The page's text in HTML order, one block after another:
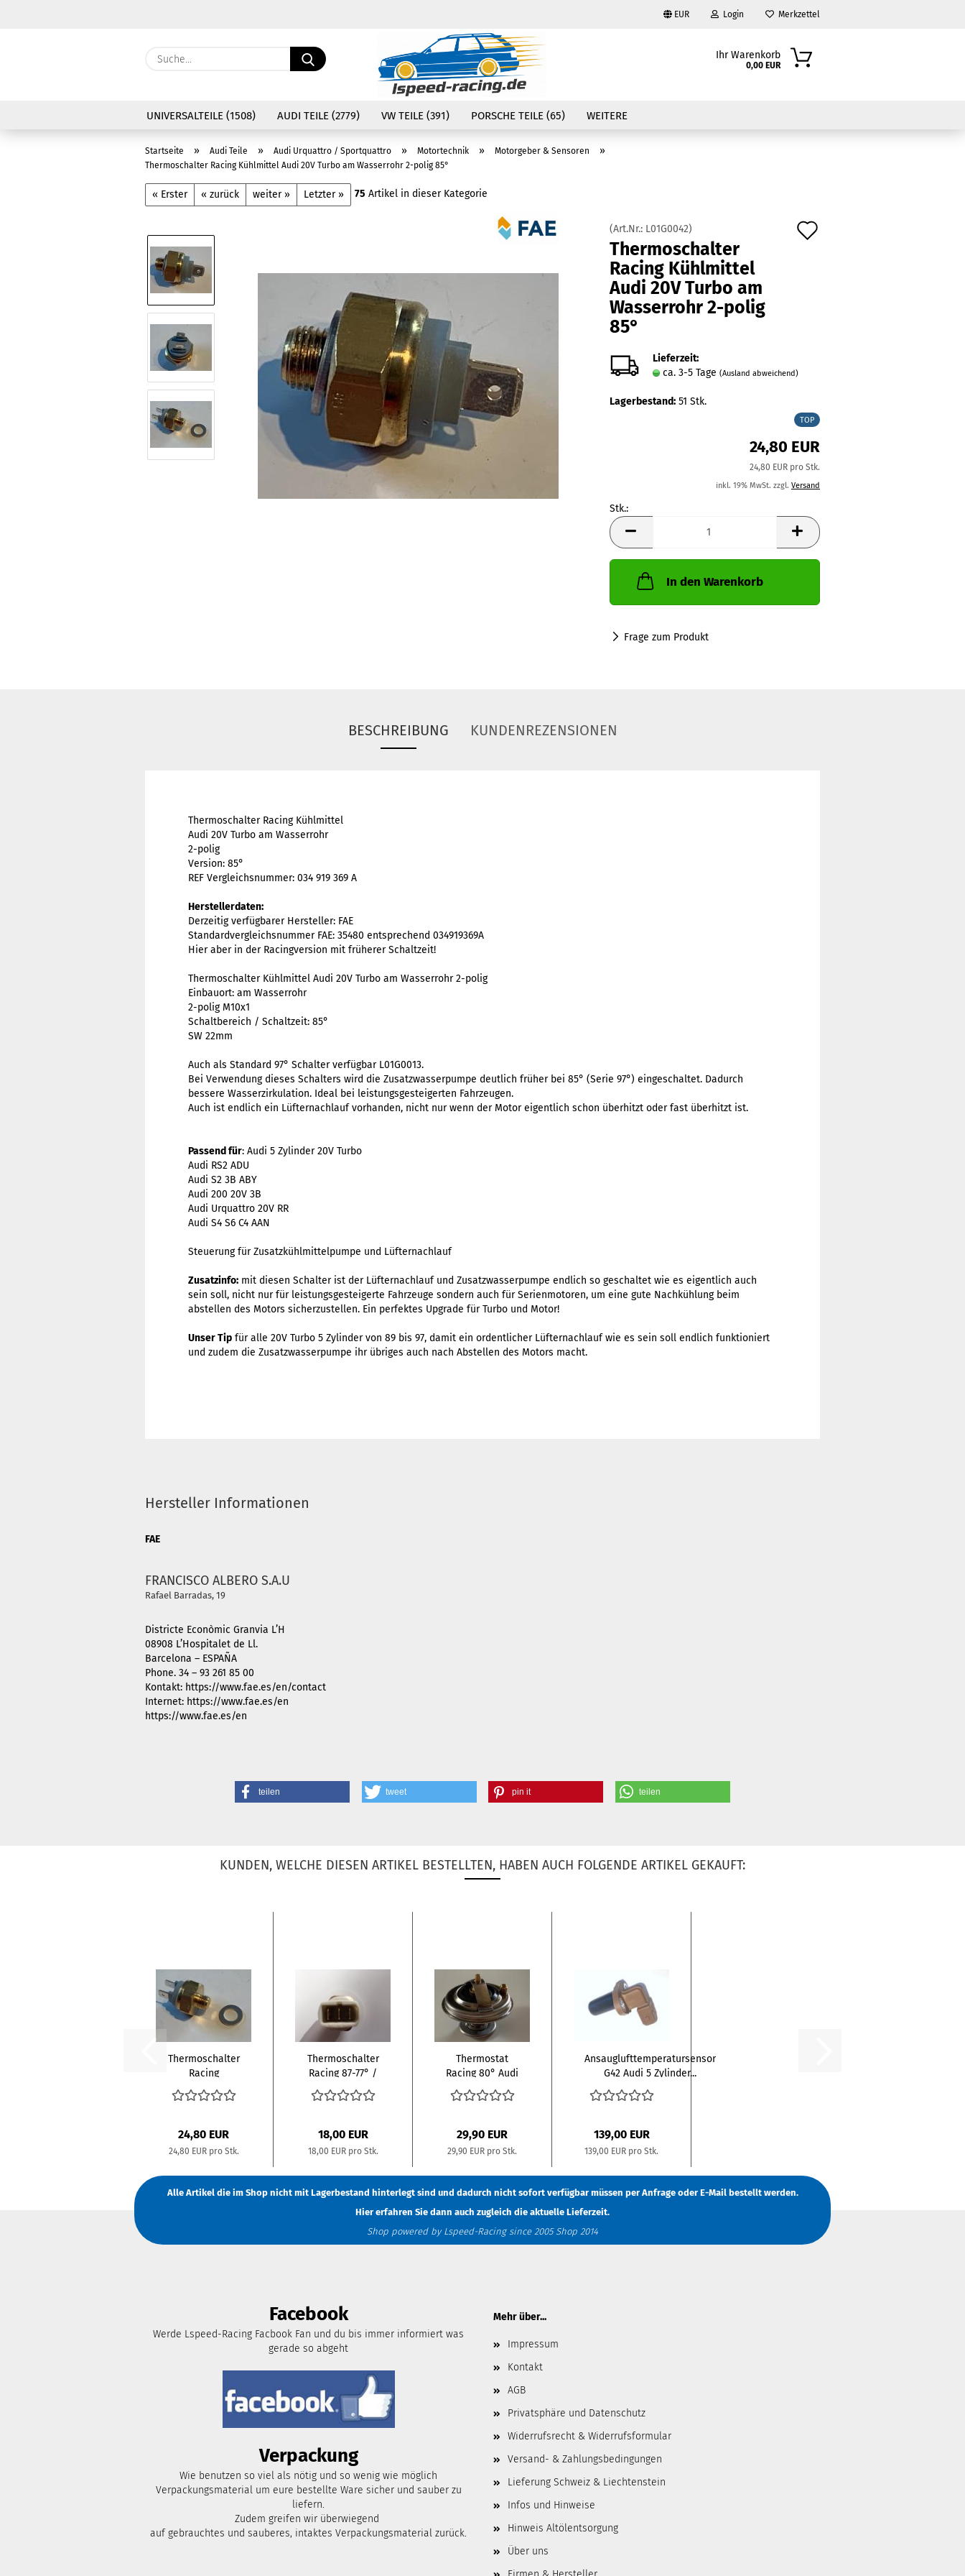
EUR
Währung auswählen
Login
Konto erstellen
Passwort vergessen?
Merkzettel
Suche... Ihr Warenkorb
0,00 EUR
UNIVERSALTEILE (1508) AUDI TEILE (2779) VW TEILE (391) PORSCHE TEILE (65) WEITERE
Startseite » Audi Teile » Audi Urquattro / Sportquattro » Motortechnik » Motorgeber & Sensoren »
Thermoschalter Racing Kühlmittel Audi 20V Turbo am Wasserrohr 2-polig 85°
« Erster « zurück weiter » Letzter » 75 Artikel in dieser Kategorie
(Art.Nr.: L01G0042)
Thermoschalter
Racing Kühlmittel
Audi 20V Turbo am
Wasserrohr 2-polig
85°
Lieferzeit:
ca. 3-5 Tage (Ausland abweichend)
Lagerbestand: 51 Stk.
TOP
24,80 EUR
24,80 EUR pro Stk.
inkl. 19% MwSt. zzgl. Versand
Stk.:
Stk.
In den Warenkorb
Frage zum Produkt
BESCHREIBUNG KUNDENREZENSIONEN
Thermoschalter Racing Kühlmittel
Audi 20V Turbo am Wasserrohr
2-polig
Version: 85°
REF Vergleichsnummer: 034 919 369 A
Herstellerdaten:
Derzeitig verfügbarer Hersteller: FAE
Standardvergleichsnummer FAE: 35480 entsprechend 034919369A
Hier aber in der Racingversion mit früherer Schaltzeit!
Thermoschalter Kühlmittel Audi 20V Turbo am Wasserrohr 2-polig
Einbauort: am Wasserrohr
2-polig M10x1
Schaltbereich / Schaltzeit: 85°
SW 22mm
Auch als Standard 97° Schalter verfügbar L01G0013.
Bei Verwendung dieses Schalters wird die Zusatzwasserpumpe deutlich früher bei 85° (Serie 97°) eingeschaltet. Dadurch
bessere Wasserzirkulation. Ideal bei leistungsgesteigerten Fahrzeugen.
Auch ist endlich ein Lüfternachlauf vorhanden, nicht nur wenn der Motor eigentlich schon überhitzt oder fast überhitzt ist.
Passend für: Audi 5 Zylinder 20V Turbo
Audi RS2 ADU
Audi S2 3B ABY
Audi 200 20V 3B
Audi Urquattro 20V RR
Audi S4 S6 C4 AAN
Steuerung für Zusatzkühlmittelpumpe und Lüfternachlauf
Zusatzinfo: mit diesen Schalter ist der Lüfternachlauf und Zusatzwasserpumpe endlich so geschaltet wie es eigentlich auch
sein soll, nicht nur für leistungsgesteigerte Fahrzeuge sondern auch für Serienmotoren, um eine gute Nachkühlung beim
abstellen des Motors sicherzustellen. Ein perfektes Upgrade für Turbo und Motor!
Unser Tip für alle 20V Turbo 5 Zylinder von 89 bis 97, damit ein ordentlicher Lüfternachlauf wie es sein soll endlich funktioniert
und zudem die Zusatzwasserpumpe ihr übriges auch nach Abstellen des Motors macht.
Hersteller Informationen
FAE
FRANCISCO ALBERO S.A.U
Rafael Barradas, 19
Districte Econòmic Granvia L’H
08908 L’Hospitalet de Ll.
Barcelona – ESPAÑA
Phone. 34 – 93 261 85 00
Kontakt: https://www.fae.es/en/contact
Internet: https://www.fae.es/en
https://www.fae.es/en
teilen tweet pin it teilen
KUNDEN, WELCHE DIESEN ARTIKEL BESTELLTEN, HABEN AUCH FOLGENDE ARTIKEL GEKAUFT:
Thermoschalter
Racing
Kühlmittel Audi
20V...
24,80 EUR
24,80 EUR pro Stk.
Thermoschalter
Racing 87-77° /
92 - 82°
Kühlerlüfter...
18,00 EUR
18,00 EUR pro Stk.
Thermostat
Racing 80° Audi
/ VW
29,90 EUR
29,90 EUR pro Stk.
Ansauglufttemperatursensor
G42 Audi 5 Zylinder...
139,00 EUR
139,00 EUR pro Stk.
Alle Artikel die im Shop nicht mit Lagerbestand hinterlegt sind und dadurch nicht sofort verfügbar müssen per AnfrageoderE-Mailbestellt werden.
Hier erfahren Sie dann auch zugleich die aktuelle Lieferzeit.
Shop powered by Lspeed-Racing since 2005 Shop 2014
Facebook
Werde Lspeed-Racing Facbook Fan und du bis immer informiert was
gerade so abgeht
Verpackung
Wie benutzen so viel als nötig und so wenig wie möglich
Verpackungsmaterial um eure bestellte Ware sicher und sauber zu
liefern.
Zudem greifen wir überwiegend
auf gebrauchtes und sauberes, intaktes Verpackungsmaterial zurück.
Mehr über...
Impressum
Kontakt
AGB
Privatsphäre und Datenschutz
Widerrufsrecht & Widerrufsformular
Versand- & Zahlungsbedingungen
Lieferung Schweiz & Liechtenstein
Infos und Hinweise
Hinweis Altölentsorgung
Über uns